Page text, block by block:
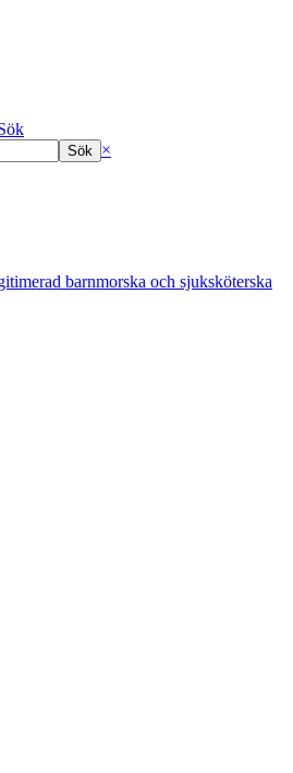
×
barnmorska och sjuksköterska